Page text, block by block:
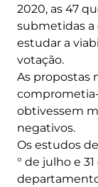
2020, as 47
submetidas a
estudar a
votação.
As propostas
obtivessem
negativos.
Os estudos
° de julho e